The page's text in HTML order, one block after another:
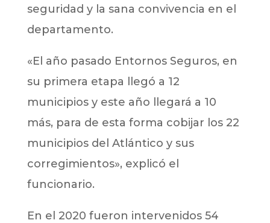
seguridad y la sana convivencia en el
departamento.
«El año pasado Entornos Seguros, en
su primera etapa llegó a 12
municipios y este año llegará a 10
más, para de esta forma cobijar los 22
municipios del Atlántico y sus
corregimientos», explicó el
funcionario.
En el 2020 fueron intervenidos 54